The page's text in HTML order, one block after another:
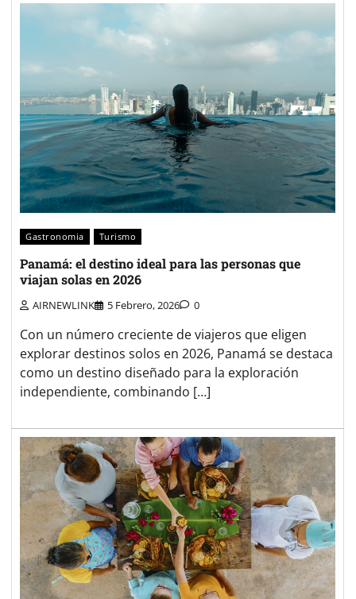
Gastronomia Turismo
Panamá: el destino ideal para las personas que
viajan solas en 2026
AIRNEWLINK 5 Febrero, 2026 0
Con un número creciente de viajeros que eligen
explorar destinos solos en 2026, Panamá se destaca
como un destino diseñado para la exploración
independiente, combinando […]